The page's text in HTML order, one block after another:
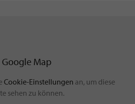
Google Map
Cookie-Einstellungen an, um diese
sehen zu können.